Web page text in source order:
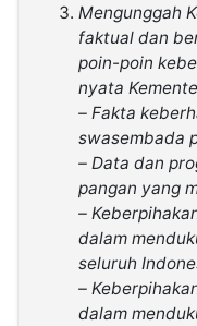
Mengunggah
faktual dan
poin-poin
nyata
– Fakta
swasembada
– Data dan
pangan yang
–
dalam
seluruh
–
dalam